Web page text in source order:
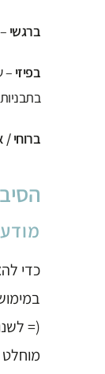
ברגשי
בפיזי –
ברוחי /
כדי
(=